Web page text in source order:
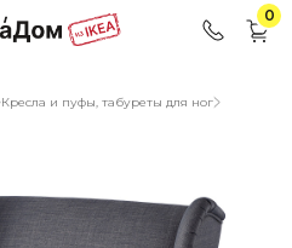
0
Кресла и пуфы, табуреты для ног